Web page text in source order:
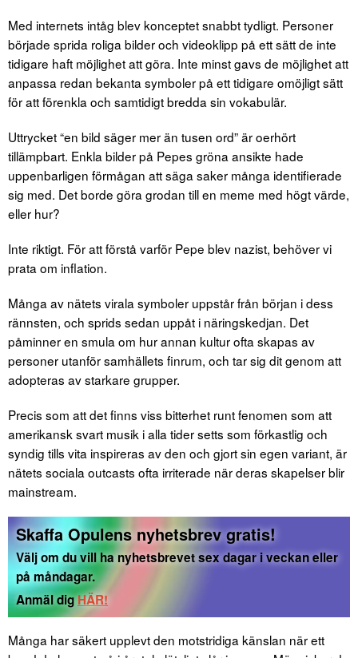
Med internets intåg blev konceptet snabbt tydligt. Personer
började sprida roliga bilder och videoklipp på ett sätt de inte
tidigare haft möjlighet att göra. Inte minst gavs de möjlighet att
anpassa redan bekanta symboler på ett tidigare omöjligt sätt
för att förenkla och samtidigt bredda sin vokabulär.
Uttrycket “en bild säger mer än tusen ord” är oerhört
tillämpbart. Enkla bilder på Pepes gröna ansikte hade
uppenbarligen förmågan att säga saker många identifierade
sig med. Det borde göra grodan till en meme med högt värde,
eller hur?
Inte riktigt. För att förstå varför Pepe blev nazist, behöver vi
prata om inflation.
Många av nätets virala symboler uppstår från början i dess
rännsten, och sprids sedan uppåt i näringskedjan. Det
påminner en smula om hur annan kultur ofta skapas av
personer utanför samhällets finrum, och tar sig dit genom att
adopteras av starkare grupper.
Precis som att det finns viss bitterhet runt fenomen som att
amerikansk svart musik i alla tider setts som förkastlig och
syndig tills vita inspireras av den och gjort sin egen variant, är
nätets sociala outcasts ofta irriterade när deras skapelser blir
mainstream.
Skaffa Opulens nyhetsbrev gratis!
Välj om du vill ha nyhetsbrevet sex dagar i veckan eller
på måndagar.
Anmäl digHÄR!
Många har säkert upplevt den motstridiga känslan när ett